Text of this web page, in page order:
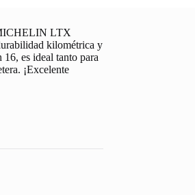
LTX
kilométrica y
es ideal tanto para
¡Excelente